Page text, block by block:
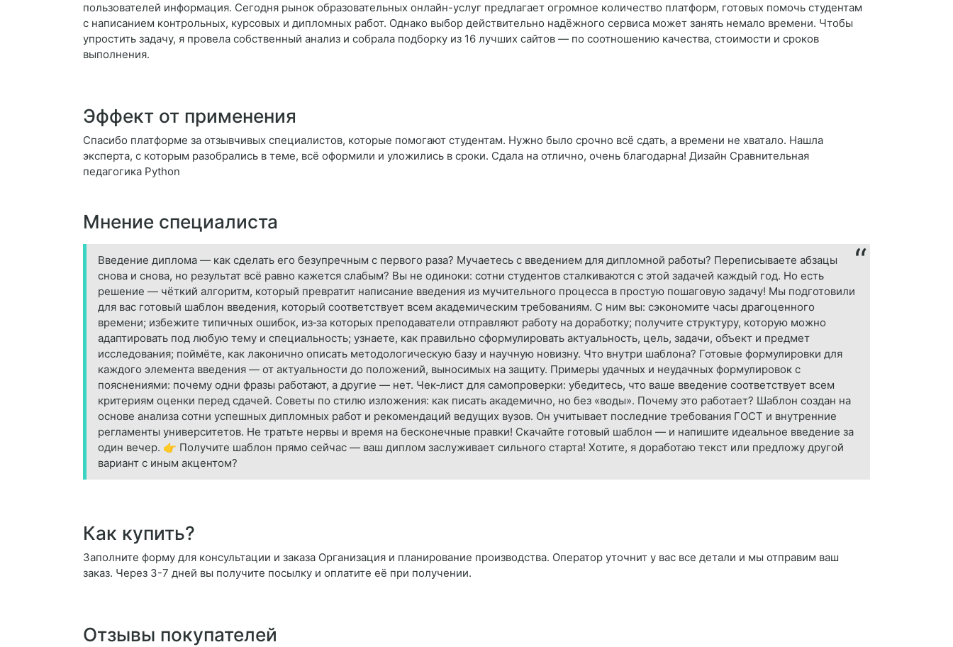
пользователей информация. Сегодня рынок образовательных онлайн-услуг предлагает огромное количество платформ, готовых помочь студентам
с написанием контрольных, курсовых и дипломных работ. Однако выбор действительно надёжного сервиса может занять немало времени. Чтобы
упростить задачу, я провела собственный анализ и собрала подборку из 16 лучших сайтов — по соотношению качества, стоимости и сроков
выполнения.
Эффект от применения
Спасибо платформе за отзывчивых специалистов, которые помогают студентам. Нужно было срочно всё сдать, а времени не хватало. Нашла
эксперта, с которым разобрались в теме, всё оформили и уложились в сроки. Сдала на отлично, очень благодарна! Дизайн Сравнительная
педагогика Python
Мнение специалиста
Введение диплома — как сделать его безупречным с первого раза? Мучаетесь с введением для дипломной работы? Переписываете абзацы
снова и снова, но результат всё равно кажется слабым? Вы не одиноки: сотни студентов сталкиваются с этой задачей каждый год. Но есть
решение — чёткий алгоритм, который превратит написание введения из мучительного процесса в простую пошаговую задачу! Мы подготовили
для вас готовый шаблон введения, который соответствует всем академическим требованиям. С ним вы: сэкономите часы драгоценного
времени; избежите типичных ошибок, из‑за которых преподаватели отправляют работу на доработку; получите структуру, которую можно
адаптировать под любую тему и специальность; узнаете, как правильно сформулировать актуальность, цель, задачи, объект и предмет
исследования; поймёте, как лаконично описать методологическую базу и научную новизну. Что внутри шаблона? Готовые формулировки для
каждого элемента введения — от актуальности до положений, выносимых на защиту. Примеры удачных и неудачных формулировок с
пояснениями: почему одни фразы работают, а другие — нет. Чек‑лист для самопроверки: убедитесь, что ваше введение соответствует всем
критериям оценки перед сдачей. Советы по стилю изложения: как писать академично, но без «воды». Почему это работает? Шаблон создан на
основе анализа сотни успешных дипломных работ и рекомендаций ведущих вузов. Он учитывает последние требования ГОСТ и внутренние
регламенты университетов. Не тратьте нервы и время на бесконечные правки! Скачайте готовый шаблон — и напишите идеальное введение за
один вечер. 👉 Получите шаблон прямо сейчас — ваш диплом заслуживает сильного старта! Хотите, я доработаю текст или предложу другой
вариант с иным акцентом?
Как купить?
Заполните форму для консультации и заказа Организация и планирование производства. Оператор уточнит у вас все детали и мы отправим ваш
заказ. Через 3-7 дней вы получите посылку и оплатите её при получении.
Отзывы покупателей